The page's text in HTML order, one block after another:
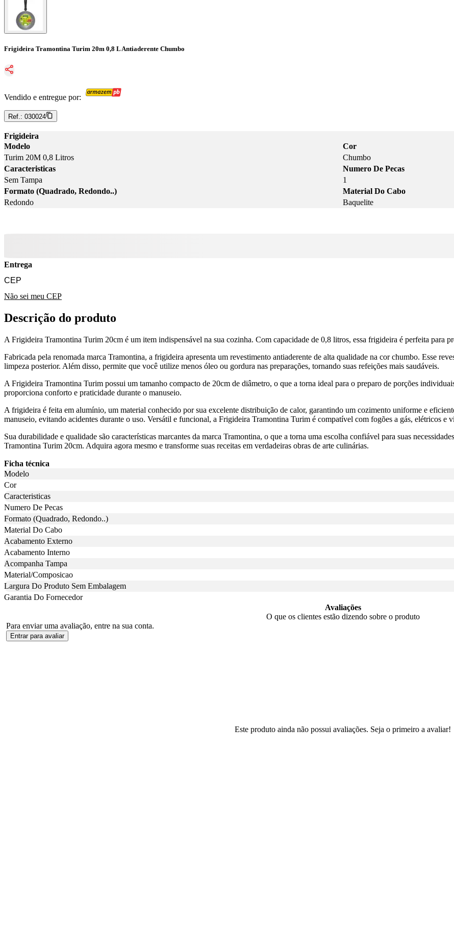
Frigideira Tramontina Turim 20m 0,8 L Antiaderente Chumbo
Vendido e entregue por:
Ref.: 030024
Frigideira
Modelo
Turim 20M 0,8 Litros
Cor
Chumbo
Caracteristicas
Sem Tampa
Numero De Pecas
1
Formato (Quadrado, Redondo..)
Redondo
Material Do Cabo
Baquelite
Entrega
Não sei meu CEP
Descrição do produto
A Frigideira Tramontina Turim 20cm é um item indispensável na sua cozinha. Com capacidade de 0,8 litros, essa frigideira é perfeita para
Fabricada pela renomada marca Tramontina, a frigideira apresenta um revestimento antiaderente de alta qualidade na cor chumbo. Esse
limpeza posterior. Além disso, permite que você utilize menos óleo ou gordura nas preparações, tornando suas refeições mais saudáveis.
A Frigideira Tramontina Turim possui um tamanho compacto de 20cm de diâmetro, o que a torna ideal para o preparo de porções
proporciona conforto e praticidade durante o manuseio.
A frigideira é feita em alumínio, um material conhecido por sua excelente distribuição de calor, garantindo um cozimento uniforme e
manuseio, evitando acidentes durante o uso. Versátil e funcional, a Frigideira Tramontina Turim é compatível com fogões a gás, elétricos e
Sua durabilidade e qualidade são características marcantes da marca Tramontina, o que a torna uma escolha confiável para suas
Tramontina Turim 20cm. Adquira agora mesmo e transforme suas receitas em verdadeiras obras de arte culinárias.
Ficha técnica
Modelo
Cor
Caracteristicas
Numero De Pecas
Formato (Quadrado, Redondo..)
Material Do Cabo
Acabamento Externo
Acabamento Interno
Acompanha Tampa
Material/Composicao
Largura Do Produto Sem Embalagem
Garantia Do Fornecedor
Avaliações
O que os clientes estão dizendo sobre o produto
Para enviar uma avaliação, entre na sua conta.
Entrar para avaliar
Este produto ainda não possui avaliações. Seja o primeiro a avaliar!